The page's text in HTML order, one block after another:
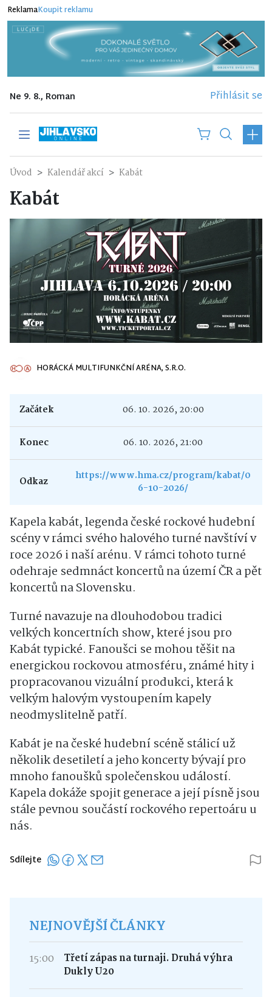
ReklamaKoupit reklamu
Ne 9. 8., Roman Přihlásit se
Úvod Kalendář akcí Kabát
Kabát
HORÁCKÁ MULTIFUNKČNÍ ARÉNA, S.R.O.
Začátek 06. 10. 2026, 20:00
Konec 06. 10. 2026, 21:00
Odkaz
https://www.hma.cz/program/kabat/0
6-10-2026/
Kapela kabát, legenda české rockové hudební
scény v rámci svého halového turné navštíví v
roce 2026 i naší arénu. V rámci tohoto turné
odehraje sedmnáct koncertů na území ČR a pět
koncertů na Slovensku.
Turné navazuje na dlouhodobou tradici
velkých koncertních show, které jsou pro
Kabát typické. Fanoušci se mohou těšit na
energickou rockovou atmosféru, známé hity i
propracovanou vizuální produkci, která k
velkým halovým vystoupením kapely
neodmyslitelně patří.
Kabát je na české hudební scéně stálicí už
několik desetiletí a jeho koncerty bývají pro
mnoho fanoušků společenskou událostí.
Kapela dokáže spojit generace a její písně jsou
stále pevnou součástí rockového repertoáru u
nás.
Sdílejte
NEJNOVĚJŠÍ ČLÁNKY
15:00
Třetí zápas na turnaji. Druhá výhra
Dukly U20